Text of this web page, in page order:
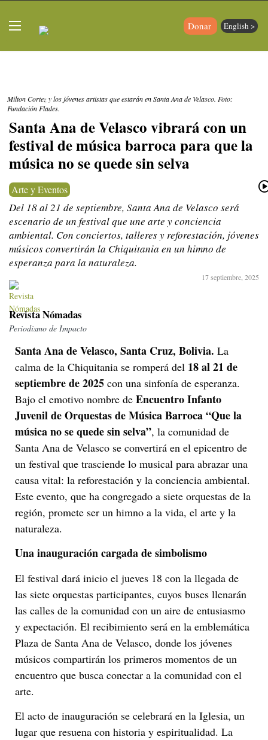
Donar English >
Milton Cortez y los jóvenes artistas que estarán en Santa Ana de Velasco. Foto:
Fundación Flades.
Santa Ana de Velasco vibrará con un
festival de música barroca para que la
música no se quede sin selva
Arte y Eventos
Del 18 al 21 de septiembre, Santa Ana de Velasco será
escenario de un festival que une arte y conciencia
ambiental. Con conciertos, talleres y reforestación, jóvenes
músicos convertirán la Chiquitania en un himno de
esperanza para la naturaleza.
17 septiembre, 2025
Revista Nómadas
Periodismo de Impacto
Santa Ana de Velasco, Santa Cruz, Bolivia. La
calma de la Chiquitania se romperá del 18 al 21 de
septiembre de 2025 con una sinfonía de esperanza.
Bajo el emotivo nombre de Encuentro Infanto
Juvenil de Orquestas de Música Barroca “Que la
música no se quede sin selva”, la comunidad de
Santa Ana de Velasco se convertirá en el epicentro de
un festival que trasciende lo musical para abrazar una
causa vital: la reforestación y la conciencia ambiental.
Este evento, que ha congregado a siete orquestas de la
región, promete ser un himno a la vida, el arte y la
naturaleza.
Una inauguración cargada de simbolismo
El festival dará inicio el jueves 18 con la llegada de
las siete orquestas participantes, cuyos buses llenarán
las calles de la comunidad con un aire de entusiasmo
y expectación. El recibimiento será en la emblemática
Plaza de Santa Ana de Velasco, donde los jóvenes
músicos compartirán los primeros momentos de un
encuentro que busca conectar a la comunidad con el
arte.
El acto de inauguración se celebrará en la Iglesia, un
lugar que resuena con historia y espiritualidad. La